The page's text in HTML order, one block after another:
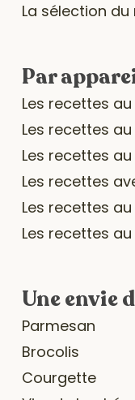
La sélection du
Par
Les recettes au
Les recettes
Les recettes
Les recettes
Les recettes
Les recettes
Une envie
Parmesan
Brocolis
Courgette